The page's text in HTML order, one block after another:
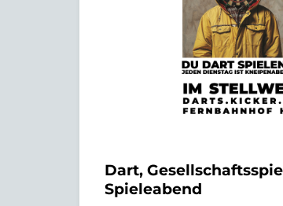
Dart,
Spieleabend